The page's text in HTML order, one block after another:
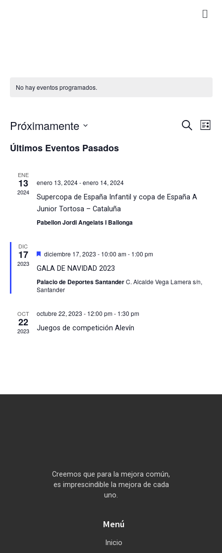
No hay eventos programados.
De
Buscar
de
Lista
Próximamente
fecha.
Últimos Eventos Pasados
ENE
13
2024
enero 13, 2024-enero 14, 2024
Supercopa de España Infantil y copa de España A
Junior Tortosa – Cataluña
Pabellon Jordi Angelats I Ballonga
DIC
17
2023
Destacado
diciembre 17, 2023 - 10:00 am- 1:00 pm
GALA DE NAVIDAD 2023
Palacio de Deportes SantanderC. Alcalde Vega Lamera s/n,
Santander
OCT
22
2023
octubre 22, 2023 - 12:00 pm- 1:30 pm
Juegos de competición Alevín
Creemos que para la mejora común,
es imprescindible la mejora de cada
uno.
Menú
Inicio